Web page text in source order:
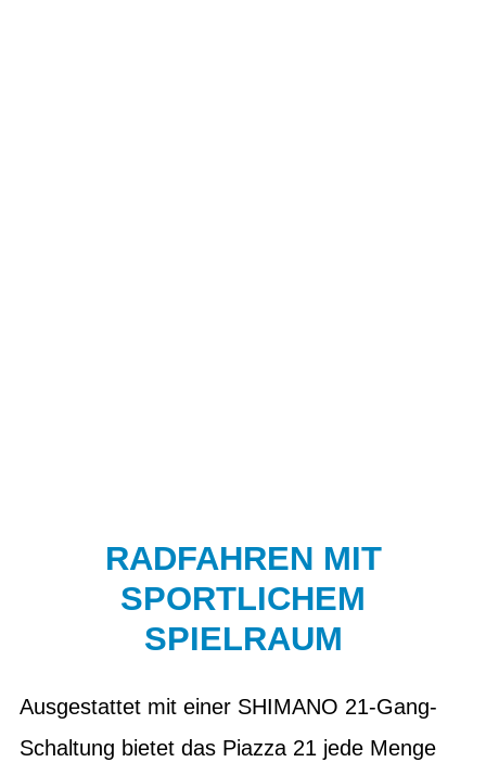
RADFAHREN MIT
SPORTLICHEM
SPIELRAUM
Ausgestattet mit einer SHIMANO 21-Gang-
Schaltung bietet das Piazza 21 jede Menge